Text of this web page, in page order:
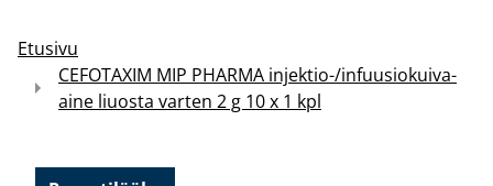
Etusivu
CEFOTAXIM MIP PHARMA injektio-/infuusiokuiva-
aine liuosta varten 2 g 10 x 1 kpl